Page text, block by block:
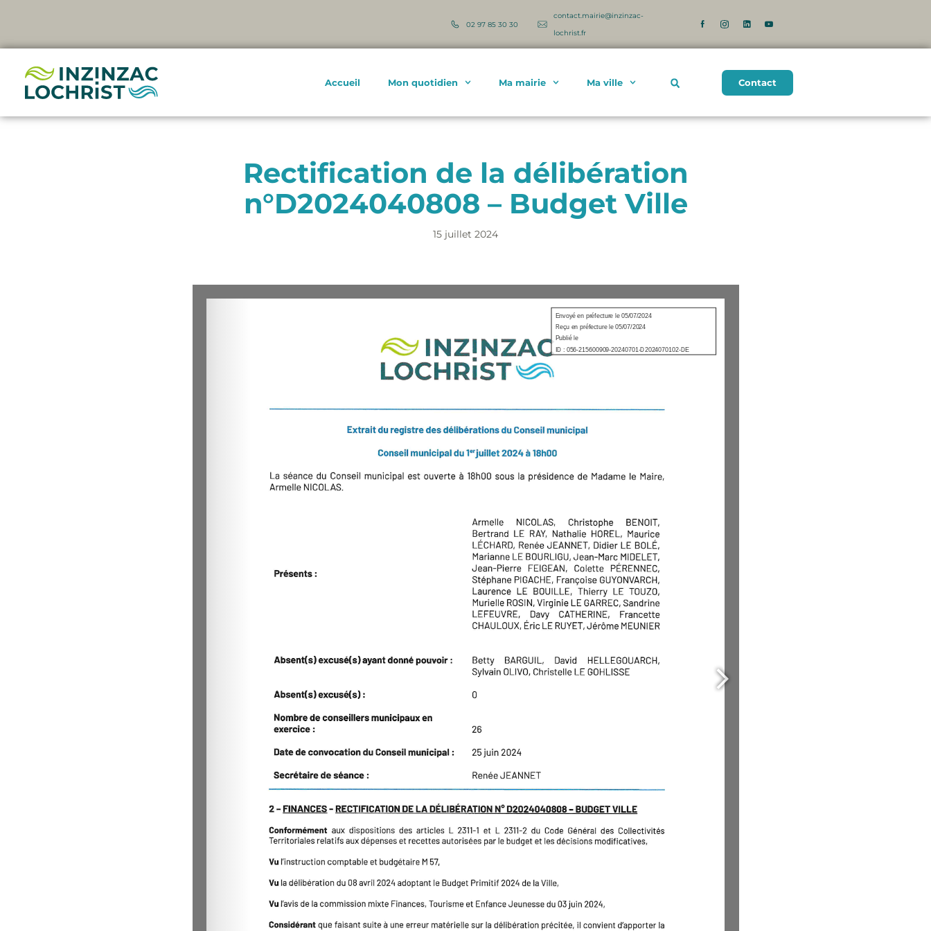
contenu
02 97 85 30 30
contact.mairie@inzinzac-
lochrist.fr
Accueil Mon quotidien Ma mairie Ma ville Contact
Rectification de la délibération
n°D2024040808 – Budget Ville
15 juillet 2024